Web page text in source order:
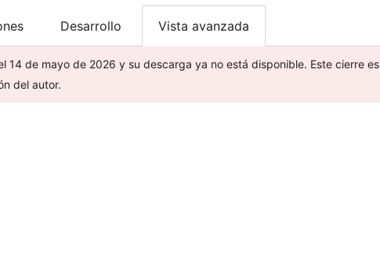
Desarrollo Vista avanzada
14 de mayo de 2026 y su descarga ya no está disponible. Este cierre es
del autor.